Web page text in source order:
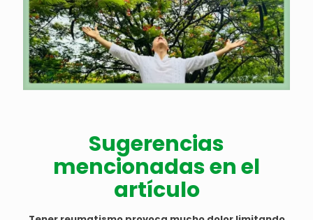
Sugerencias
mencionadas en el
artículo